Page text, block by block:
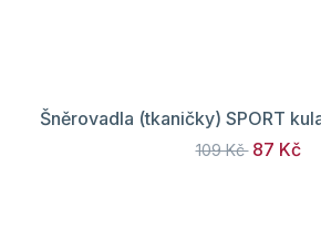
Šněrovadla (tkaničky) SPORT
109 Kč 87 Kč